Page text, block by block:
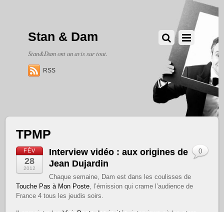
Stan & Dam
Stan&Dam ont un avis sur tout.
RSS
TPMP
FÉV
28
2012
Interview vidéo : aux origines de
Jean Dujardin
Chaque semaine, Dam est dans les coulisses de
Touche Pas à Mon Poste, l’émission qui crame l’audience de
France 4 tous les jeudis soirs.
0